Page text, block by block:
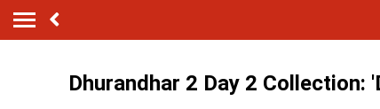
Dhurandhar 2 Day 2 Collection: